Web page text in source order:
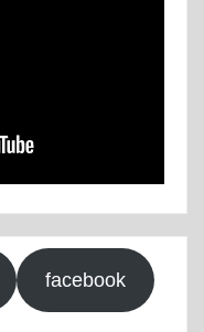
facebook